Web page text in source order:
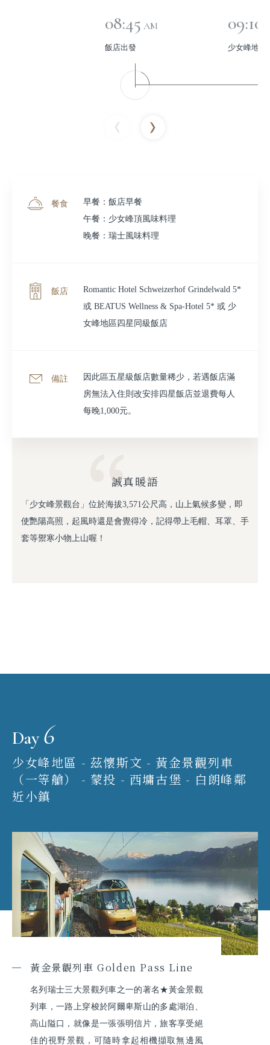
08:45 AM
飯店出發
09:10
少女峰地區
餐食
早餐：飯店早餐
午餐：少女峰頂風味料理
晚餐：瑞士風味料理
飯店
Romantic Hotel Schweizerhof Grindelwald 5*
或 BEATUS Wellness & Spa-Hotel 5* 或 少
女峰地區四星同級飯店
備註
因此區五星級飯店數量稀少，若遇飯店滿
房無法入住則改安排四星飯店並退費每人
每晚1,000元。
誠真暖語
「少女峰景觀台」位於海拔3,571公尺高，山上氣候多變，即
使艷陽高照，起風時還是會覺得冷，記得帶上毛帽、耳罩、手
套等禦寒小物上山喔！
Day6
少女峰地區 - 茲懷斯文 - 黃金景觀列車
（一等艙） - 蒙投 - 西墉古堡 - 白朗峰鄰
近小鎮
黃金景觀列車 Golden Pass Line
名列瑞士三大景觀列車之一的著名★黃金景觀
列車，一路上穿梭於阿爾卑斯山的多處湖泊、
高山隘口，就像是一張張明信片，旅客享受絕
佳的視野景觀，可隨時拿起相機擷取無邊風